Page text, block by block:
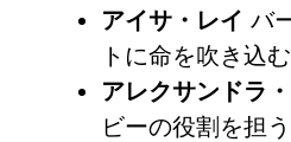
アイサ・レイ バ
トに命を吹き込む
アレクサンドラ
ビーの役割を担う